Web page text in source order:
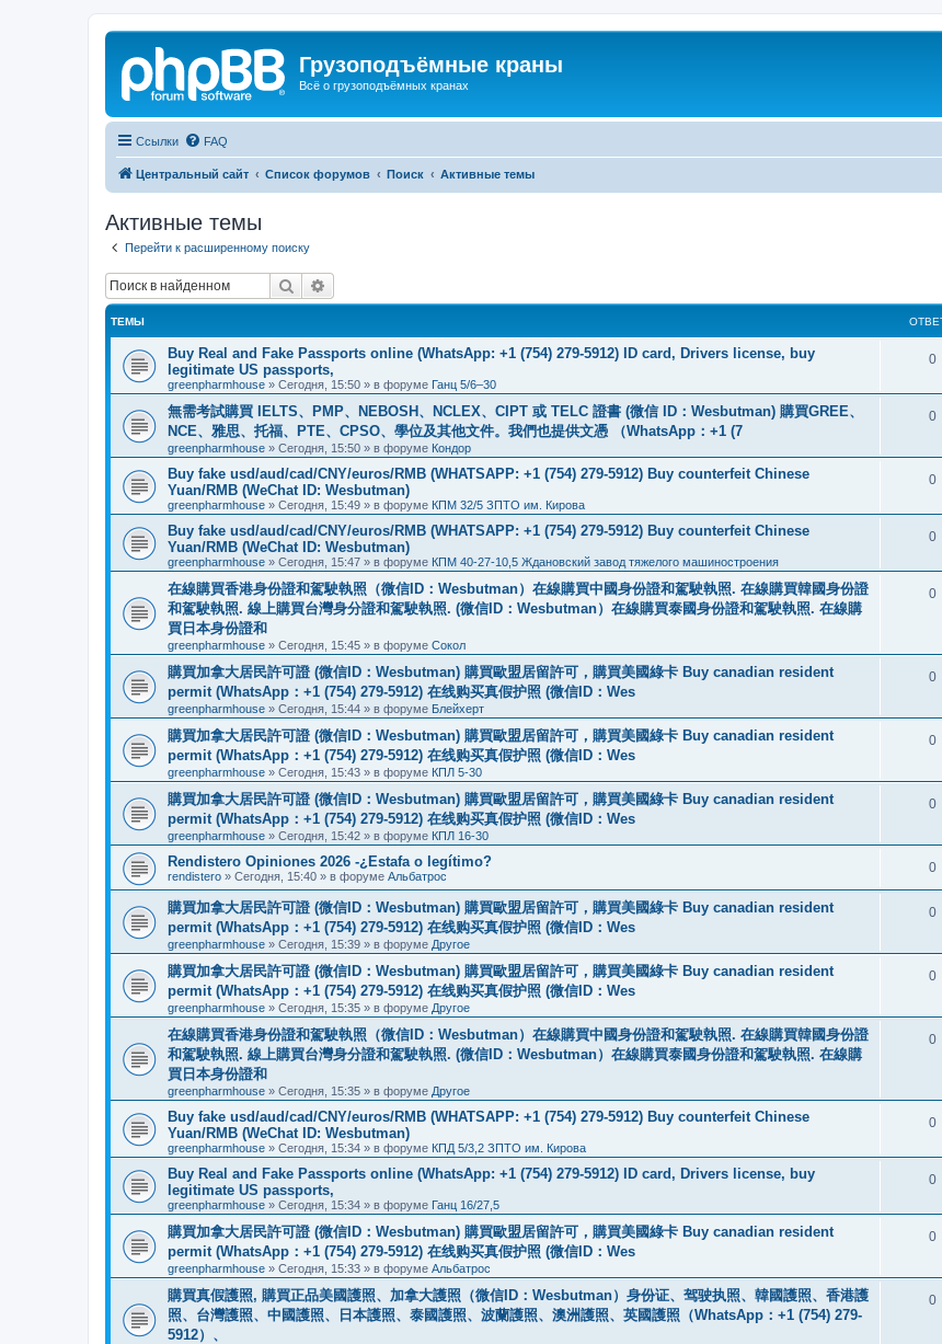
Грузоподъёмные краны
Всё о грузоподъёмных кранах
Ссылки FAQ
Центральный сайт Список форумов Поиск Активные темы
Активные темы
Перейти к расширенному поиску
Поиск
ТЕМЫ
Buy Real and Fake Passports online (WhatsApp: +1 (754) 279-5912) ID card, Drivers license, buy
legitimate US passports,
greenpharmhouse » Сегодня, 15:50 » в форуме Ганц 5/6–30
0
無需考試購買 IELTS、PMP、NEBOSH、NCLEX、CIPT 或 TELC 證書 (微信 ID：Wesbutman) 購買GREE、
NCE、雅思、托福、PTE、CPSO、學位及其他文件。我們也提供文憑 （WhatsApp：+1 (7
greenpharmhouse » Сегодня, 15:50 » в форуме Кондор
0
Buy fake usd/aud/cad/CNY/euros/RMB (WHATSAPP: +1 (754) 279-5912) Buy counterfeit Chinese
Yuan/RMB (WeChat ID: Wesbutman)
greenpharmhouse » Сегодня, 15:49 » в форуме КПМ 32/5 ЗПТО им. Кирова
0
Buy fake usd/aud/cad/CNY/euros/RMB (WHATSAPP: +1 (754) 279-5912) Buy counterfeit Chinese
Yuan/RMB (WeChat ID: Wesbutman)
greenpharmhouse » Сегодня, 15:47 » в форуме КПМ 40-27-10,5 Ждановский завод тяжелого машиностроения
0
在線購買香港身份證和駕駛執照（微信ID：Wesbutman）在線購買中國身份證和駕駛執照. 在線購買韓國身份證
和駕駛執照. 線上購買台灣身分證和駕駛執照. (微信ID：Wesbutman）在線購買泰國身份證和駕駛執照. 在線購
買日本身份證和
greenpharmhouse » Сегодня, 15:45 » в форуме Сокол
0
購買加拿大居民許可證 (微信ID：Wesbutman) 購買歐盟居留許可，購買美國綠卡 Buy canadian resident
permit (WhatsApp：+1 (754) 279-5912) 在线购买真假护照 (微信ID：Wes
greenpharmhouse » Сегодня, 15:44 » в форуме Блейхерт
0
購買加拿大居民許可證 (微信ID：Wesbutman) 購買歐盟居留許可，購買美國綠卡 Buy canadian resident
permit (WhatsApp：+1 (754) 279-5912) 在线购买真假护照 (微信ID：Wes
greenpharmhouse » Сегодня, 15:43 » в форуме КПЛ 5-30
0
購買加拿大居民許可證 (微信ID：Wesbutman) 購買歐盟居留許可，購買美國綠卡 Buy canadian resident
permit (WhatsApp：+1 (754) 279-5912) 在线购买真假护照 (微信ID：Wes
greenpharmhouse » Сегодня, 15:42 » в форуме КПЛ 16-30
0
Rendistero Opiniones 2026 -¿Estafa o legítimo?
rendistero » Сегодня, 15:40 » в форуме Альбатрос
0
購買加拿大居民許可證 (微信ID：Wesbutman) 購買歐盟居留許可，購買美國綠卡 Buy canadian resident
permit (WhatsApp：+1 (754) 279-5912) 在线购买真假护照 (微信ID：Wes
greenpharmhouse » Сегодня, 15:39 » в форуме Другое
0
購買加拿大居民許可證 (微信ID：Wesbutman) 購買歐盟居留許可，購買美國綠卡 Buy canadian resident
permit (WhatsApp：+1 (754) 279-5912) 在线购买真假护照 (微信ID：Wes
greenpharmhouse » Сегодня, 15:35 » в форуме Другое
0
在線購買香港身份證和駕駛執照（微信ID：Wesbutman）在線購買中國身份證和駕駛執照. 在線購買韓國身份證
和駕駛執照. 線上購買台灣身分證和駕駛執照. (微信ID：Wesbutman）在線購買泰國身份證和駕駛執照. 在線購
買日本身份證和
greenpharmhouse » Сегодня, 15:35 » в форуме Другое
0
Buy fake usd/aud/cad/CNY/euros/RMB (WHATSAPP: +1 (754) 279-5912) Buy counterfeit Chinese
Yuan/RMB (WeChat ID: Wesbutman)
greenpharmhouse » Сегодня, 15:34 » в форуме КПД 5/3,2 ЗПТО им. Кирова
0
Buy Real and Fake Passports online (WhatsApp: +1 (754) 279-5912) ID card, Drivers license, buy
legitimate US passports,
greenpharmhouse » Сегодня, 15:34 » в форуме Ганц 16/27,5
0
購買加拿大居民許可證 (微信ID：Wesbutman) 購買歐盟居留許可，購買美國綠卡 Buy canadian resident
permit (WhatsApp：+1 (754) 279-5912) 在线购买真假护照 (微信ID：Wes
greenpharmhouse » Сегодня, 15:33 » в форуме Альбатрос
0
購買真假護照, 購買正品美國護照、加拿大護照（微信ID：Wesbutman）身份证、驾驶执照、韓國護照、香港護
照、台灣護照、中國護照、日本護照、泰國護照、波蘭護照、澳洲護照、英國護照（WhatsApp：+1 (754) 279-
5912）、
0